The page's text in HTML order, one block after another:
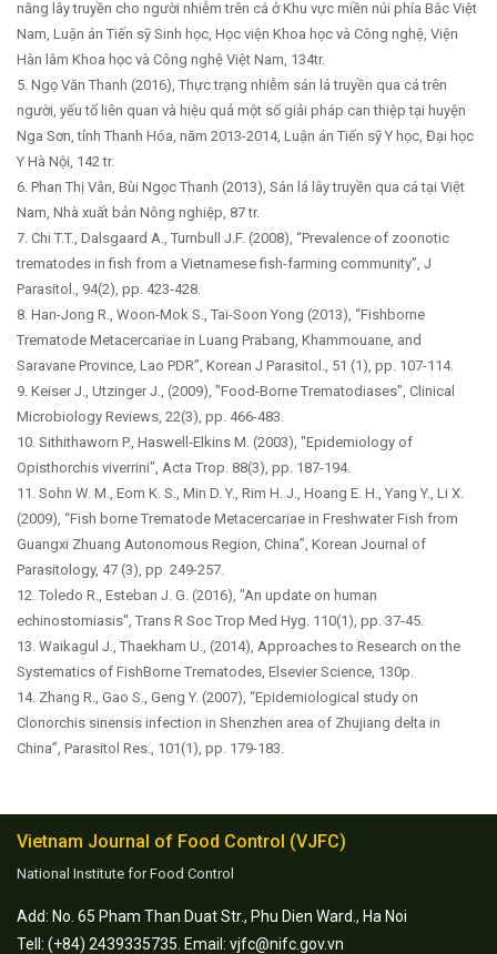
năng lây truyền cho người nhiễm trên cá ở Khu vực miền núi phía Bắc Việt
Nam, Luận án Tiến sỹ Sinh học, Học viện Khoa học và Công nghệ, Viện
Hàn lâm Khoa học và Công nghệ Việt Nam, 134tr.
5. Ngọ Văn Thanh (2016), Thực trạng nhiễm sán lá truyền qua cá trên
người, yếu tố liên quan và hiệu quả một số giải pháp can thiệp tại huyện
Nga Sơn, tỉnh Thanh Hóa, năm 2013-2014, Luận án Tiến sỹ Y học, Đại học
Y Hà Nội, 142 tr.
6. Phan Thị Vân, Bùi Ngọc Thanh (2013), Sán lá lây truyền qua cá tại Việt
Nam, Nhà xuất bản Nông nghiệp, 87 tr.
7. Chi T.T., Dalsgaard A., Turnbull J.F. (2008), “Prevalence of zoonotic
trematodes in fish from a Vietnamese fish-farming community”, J
Parasitol., 94(2), pp. 423-428.
8. Han-Jong R., Woon-Mok S., Tai-Soon Yong (2013), “Fishborne
Trematode Metacercariae in Luang Prabang, Khammouane, and
Saravane Province, Lao PDR”, Korean J Parasitol., 51 (1), pp. 107-114.
9. Keiser J., Utzinger J., (2009), "Food-Borne Trematodiases", Clinical
Microbiology Reviews, 22(3), pp. 466-483.
10. Sithithaworn P., Haswell-Elkins M. (2003), "Epidemiology of
Opisthorchis viverrini", Acta Trop. 88(3), pp. 187-194.
11. Sohn W. M., Eom K. S., Min D. Y., Rim H. J., Hoang E. H., Yang Y., Li X.
(2009), “Fish borne Trematode Metacercariae in Freshwater Fish from
Guangxi Zhuang Autonomous Region, China”, Korean Journal of
Parasitology, 47 (3), pp. 249-257.
12. Toledo R., Esteban J. G. (2016), "An update on human
echinostomiasis", Trans R Soc Trop Med Hyg. 110(1), pp. 37-45.
13. Waikagul J., Thaekham U., (2014), Approaches to Research on the
Systematics of FishBorne Trematodes, Elsevier Science, 130p.
14. Zhang R., Gao S., Geng Y. (2007), “Epidemiological study on
Clonorchis sinensis infection in Shenzhen area of Zhujiang delta in
China”, Parasitol Res., 101(1), pp. 179-183.
Vietnam Journal of Food Control (VJFC)
National Institute for Food Control
Add: No. 65 Pham Than Duat Str., Phu Dien Ward., Ha Noi
Tell: (+84) 2439335735. Email: vjfc@nifc.gov.vn